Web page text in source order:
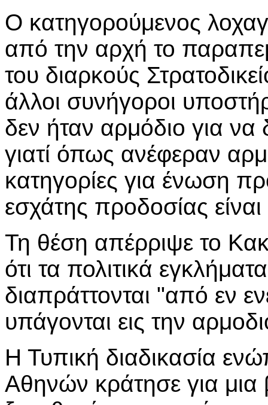
Ο κατηγορούμενος
από την αρχή το
του διαρκούς
άλλοι συνήγοροι
δεν ήταν αρμόδιο για να
γιατί όπως ανέφεραν
κατηγορίες για ένωση
εσχάτης προδοσίας
Τη θέση απέρριψε το
ότι τα πολιτικά
διαπράττονται "από εν
υπάγονται εις την
Η Τυπική διαδικασία
Αθηνών κράτησε για μια